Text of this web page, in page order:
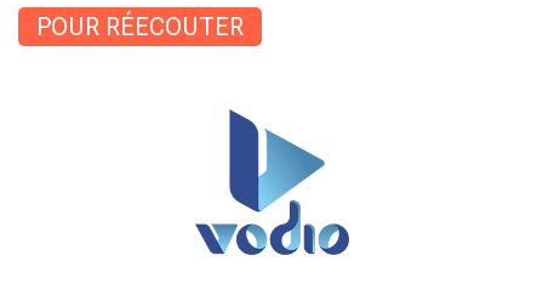
POUR RÉECOUTER